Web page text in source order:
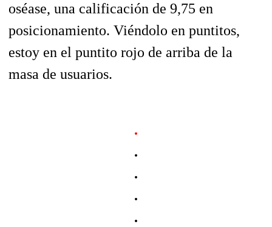
oséase, una calificación de 9,75 en
posicionamiento. Viéndolo en puntitos,
estoy en el puntito rojo de arriba de la
masa de usuarios.
.
.
.
.
.